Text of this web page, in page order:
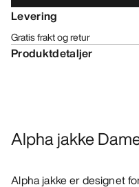
Levering
Gratis frakt og retur
Produktdetaljer
Alpha jakke
Alpha jakke er designet